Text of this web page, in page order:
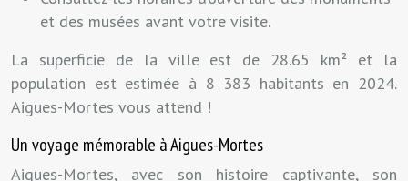
et des musées avant votre visite.
La superficie de la ville est de 28.65 km² et la
population est estimée à 8 383 habitants en 2024.
Aigues-Mortes vous attend !
Un voyage mémorable à Aigues-Mortes
Aigues-Mortes, avec son histoire captivante, son